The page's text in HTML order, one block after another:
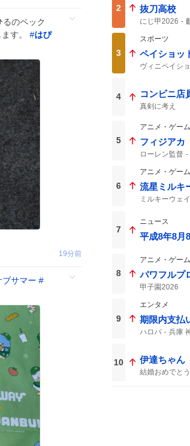
のペック
す。 #はぴ
19分前
ブサマー #
2 抜刀高校
にじ甲2026
3
スポーツ
ペイショッ
ヴィニペイシ
コンサドーレ
シュート
4 コンビニ店
真剣に考え
5
アニメ・ゲーム
フィジアカ
ローレン監督
6
アニメ・ゲーム
流星ミルキ
ミルキーウェイ
7
ニュース
平成8年8月
8
アニメ・ゲーム
パワフルプ
甲子園2026
9
エンタメ
期限内支払
ハロパ 兵庫
10 伊達ちゃん
結婚おめでと